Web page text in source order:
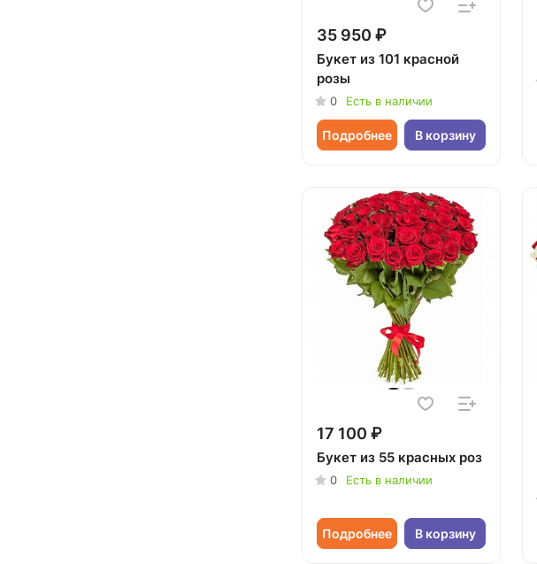
35 950 ₽
Букет из 101 красной
розы
0 Есть в наличии
Подробнее В корзину
17 100 ₽
Букет из 55 красных роз
0 Есть в наличии
Подробнее В корзину